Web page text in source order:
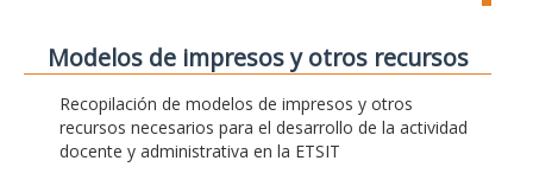
Modelos de impresos y otros recursos
Recopilación de modelos de impresos y otros
recursos necesarios para el desarrollo de la actividad
docente y administrativa en la ETSIT